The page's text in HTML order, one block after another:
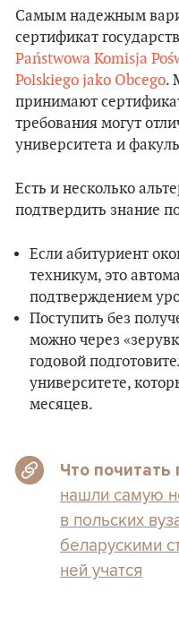
Самым надежным
сертификат
Państwowa Komisja
Polskiego jako Obcego.
принимают
требования могут
университета и
Есть и несколько
подтвердить знание
Если абитуриент
техникум, это
подтверждением
Поступить без
можно через
годовой
университете,
месяцев.
Что почитать
нашли самую
в польских
беларускими
ней учатся